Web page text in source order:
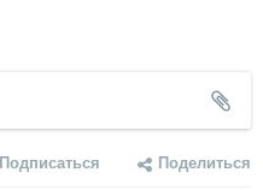
Подписаться Поделиться